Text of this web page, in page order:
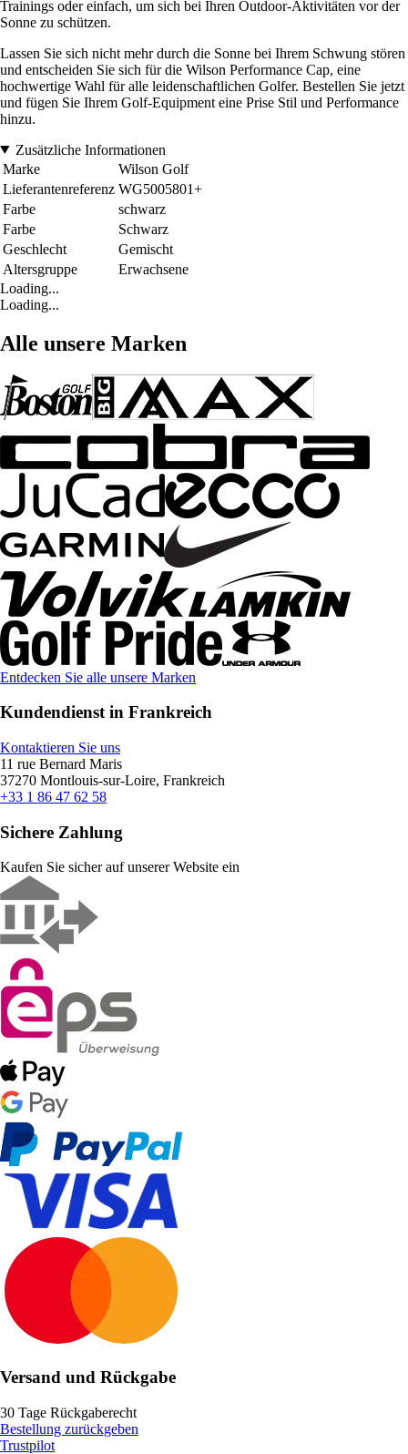
Trainings oder einfach, um sich bei Ihren Outdoor-Aktivitäten vor der
Sonne zu schützen.
Lassen Sie sich nicht mehr durch die Sonne bei Ihrem Schwung stören
und entscheiden Sie sich für die Wilson Performance Cap, eine
hochwertige Wahl für alle leidenschaftlichen Golfer. Bestellen Sie jetzt
und fügen Sie Ihrem Golf-Equipment eine Prise Stil und Performance
hinzu.
Zusätzliche Informationen
Marke
Wilson Golf
Lieferantenreferenz WG5005801+
Farbe
schwarz
Farbe
Schwarz
Geschlecht
Gemischt
Altersgruppe
Erwachsene
Loading...
Loading...
Alle unsere Marken
Entdecken Sie alle unsere Marken
Kundendienst in Frankreich
Kontaktieren Sie uns
11 rue Bernard Maris
37270 Montlouis-sur-Loire, Frankreich
+33 1 86 47 62 58
Sichere Zahlung
Kaufen Sie sicher auf unserer Website ein
Versand und Rückgabe
30 Tage Rückgaberecht
Bestellung zurückgeben
Trustpilot